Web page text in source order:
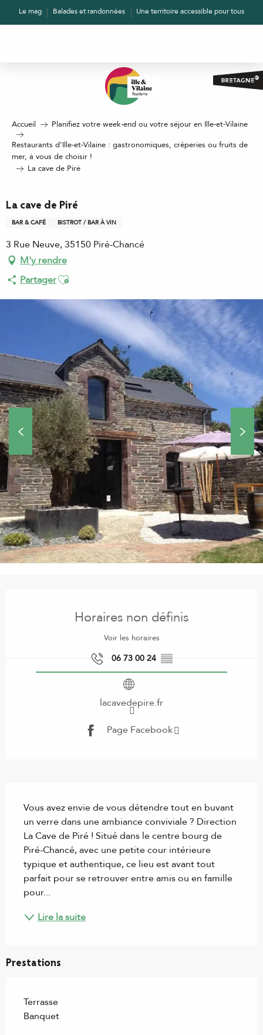
AllerLe mag Balades et randonnées Une territoire accessible pour tous
Accueil
Planifiez votre week-end ou votre séjour en Ille-et-Vilaine
Restaurants d’Ille-et-Vilaine : gastronomiques, crêperies ou fruits de
mer, à vous de choisir !
La cave de Piré
La cave de Piré
BAR & CAFÉ BISTROT / BAR À VIN
3 Rue Neuve, 35150 Piré-Chancé
M'y rendre
PartagerAjouter aux favoris
Horaires non définis
Voir les horaires
06 73 00 24 ▒▒
lacavedepire.fr
Page Facebook
Vous avez envie de vous détendre tout en buvant
un verre dans une ambiance conviviale ? Direction
La Cave de Piré ! Situé dans le centre bourg de
Piré-Chancé, avec une petite cour intérieure
typique et authentique, ce lieu est avant tout
parfait pour se retrouver entre amis ou en famille
pour...
Lire la suite
Prestations
Terrasse
Banquet